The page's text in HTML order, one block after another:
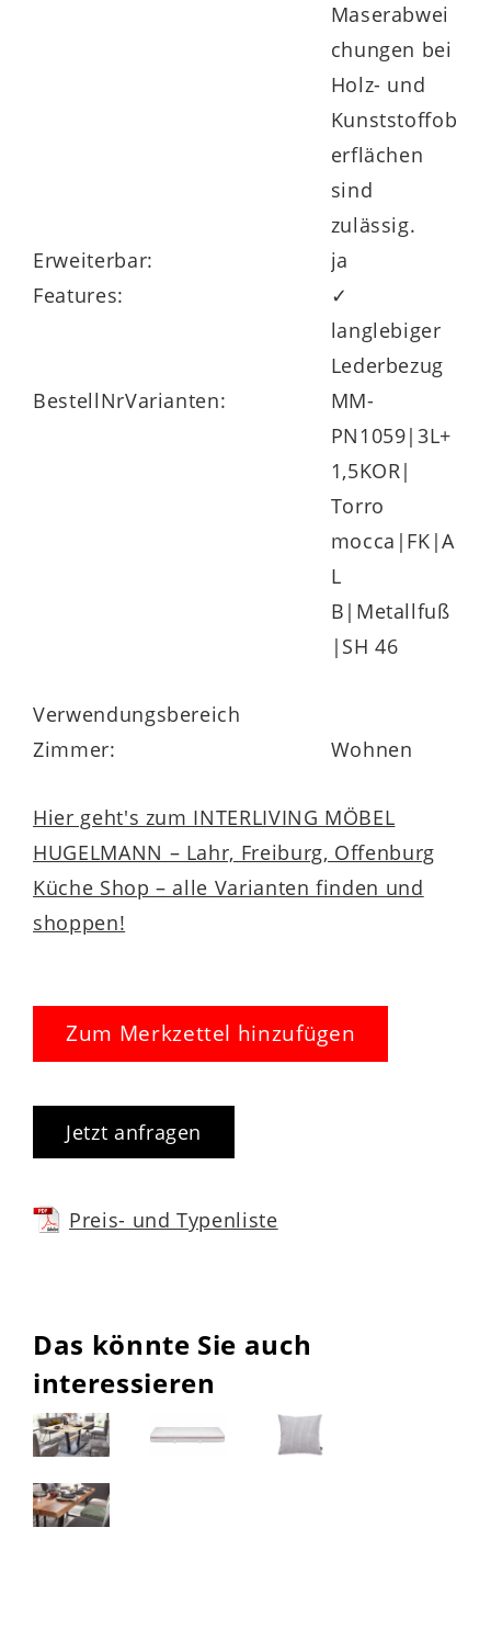
Maserabwei
chungen bei
Holz- und
Kunststoffob
erflächen
sind
zulässig.
Erweiterbar:
ja
Features:
✓
langlebiger
Lederbezug
BestellNrVarianten:
MM-
PN1059|3L+
1,5KOR|
Torro
mocca|FK|A
L
B|Metallfuß
|SH 46
Verwendungsbereich
Zimmer:
Wohnen
Hier geht's zum INTERLIVING MÖBEL
HUGELMANN – Lahr, Freiburg, Offenburg
Küche Shop – alle Varianten finden und
shoppen!
Zum Merkzettel hinzufügen
Jetzt anfragen
Preis- und Typenliste
Das könnte Sie auch
interessieren